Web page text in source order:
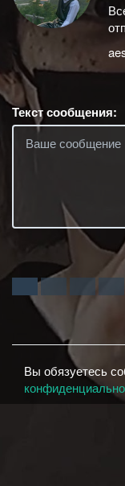
Текст сообщения:
Вы обязуетесь